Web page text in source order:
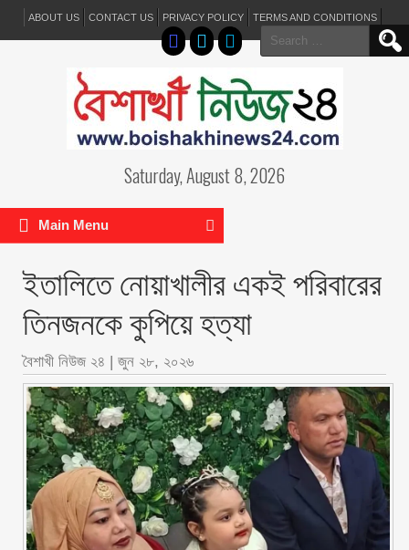
ABOUT US CONTACT US PRIVACY POLICY TERMS AND CONDITIONS
Search
for:
Saturday, August 8, 2026
Main Menu
ইতালিতে নোয়াখালীর একই পরিবারের
তিনজনকে কুপিয়ে হত্যা
বৈশাখী নিউজ ২৪ | জুন ২৮, ২০২৬